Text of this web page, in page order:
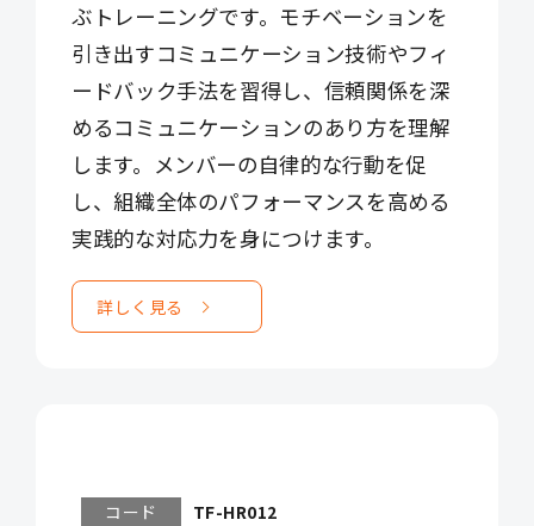
ぶトレーニングです。モチベーションを
引き出すコミュニケーション技術やフィ
ードバック手法を習得し、信頼関係を深
めるコミュニケーションのあり方を理解
します。メンバーの自律的な行動を促
し、組織全体のパフォーマンスを高める
実践的な対応力を身につけます。
詳しく見る
コード TF-HR012